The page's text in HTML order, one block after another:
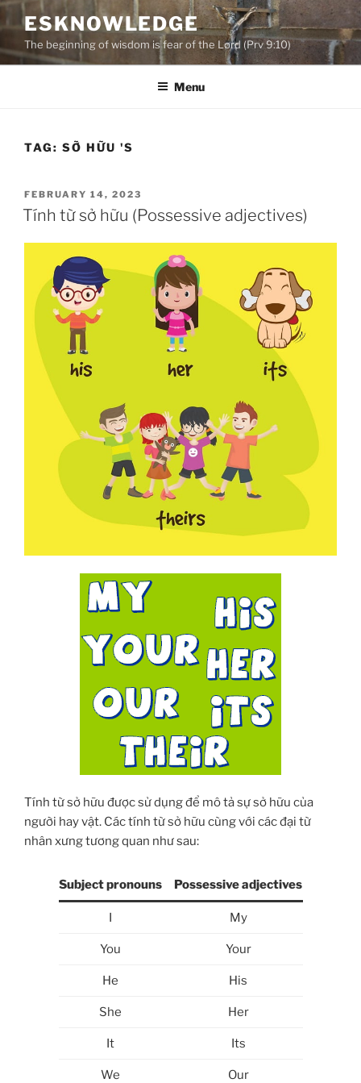
Skip
to
content
ESKNOWLEDGE
The beginning of wisdom is fear of the Lord (Prv 9:10)
Menu
TAG: SỠ HỮU 'S
POSTED
ON
FEBRUARY 14, 2023
Tính từ sở hữu (Possessive adjectives)
Tính từ sở hữu được sử dụng để mô tả sự sở hữu của
người hay vật. Các tính từ sở hữu cùng với các đại từ
nhân xưng tương quan như sau:
Subject pronouns Possessive adjectives
I My
You Your
He His
She Her
It Its
We Our